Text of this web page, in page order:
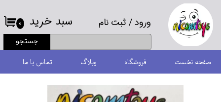
ورود/ ثبت نام
حساب کاربری من
تغییر گذر واژه
سفارشات
خروج از حساب کاربری
جستجو
۰ سبد خرید
صفحه نخست فروشگاه وبلاگ تماس با ما